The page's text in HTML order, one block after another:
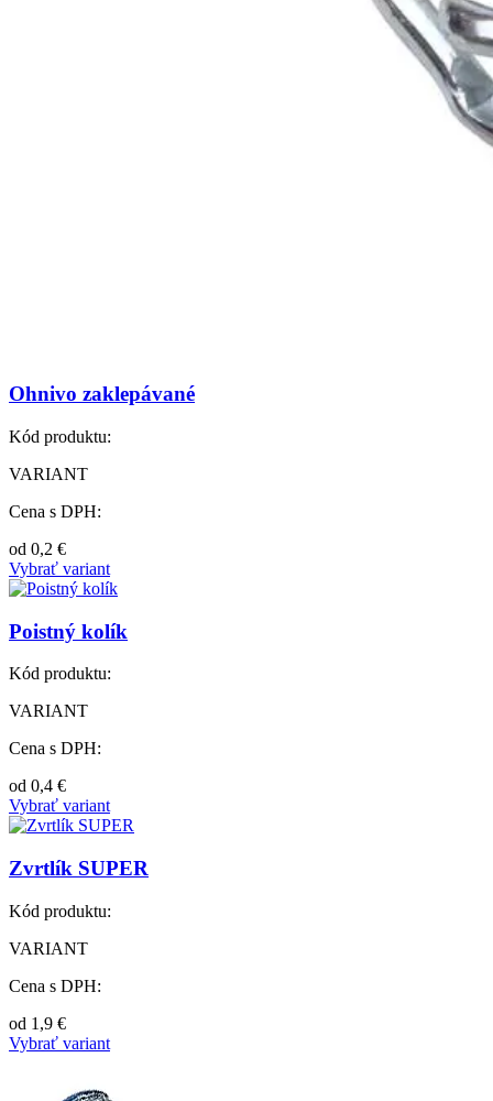
Ohnivo zaklepávané
Kód produktu:
VARIANT
Cena s DPH:
od 0,2 €
Vybrať variant
Poistný kolík
Kód produktu:
VARIANT
Cena s DPH:
od 0,4 €
Vybrať variant
Zvrtlík SUPER
Kód produktu:
VARIANT
Cena s DPH:
od 1,9 €
Vybrať variant